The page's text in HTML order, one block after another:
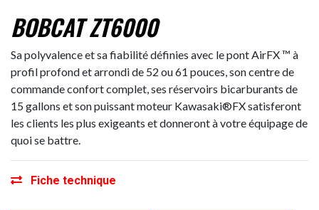
BOBCAT ZT6000
Sa polyvalence et sa fiabilité définies avec le pont AirFX ™ à
profil profond et arrondi de 52 ou 61 pouces, son centre de
commande confort complet, ses réservoirs bicarburants de
15 gallons et son puissant moteur Kawasaki®FX satisferont
les clients les plus exigeants et donneront à votre équipage de
quoi se battre.
Fiche technique